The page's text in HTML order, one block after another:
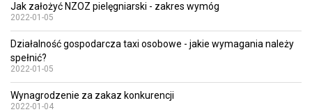
Jak założyć NZOZ pielęgniarski - zakres wymóg
2022-01-05
Działalność gospodarcza taxi osobowe - jakie wymagania należy
spełnić?
2022-01-05
Wynagrodzenie za zakaz konkurencji
2022-01-04